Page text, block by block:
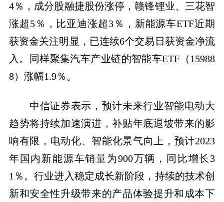
4％，成分股融捷股份涨停，赣锋锂业、三花智
涨超5％，比亚迪涨超3％，新能源车ETF近期
获资金关注明显，已连续6个交易日获资金净流
入。同样聚集汽车产业链的智能车ETF（15988
8）涨幅1.9％。
中信证券表示，预计未来行业智能电动大
趋势将持续加速演进，补贴年底退坡带来的影
响有限，电动化、智能化景气向上，预计2023
年国内新能源车销量为900万辆，同比增长3
1％。行业进入稳定成长新阶段，持续的技术创
新和安全性升级带来的产品体验提升和成本下